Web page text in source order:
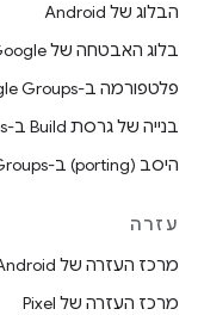
הבלוג של Android
בלוג האבטחה של Google
פלטפורמה ב-Google Groups
בנייה של גרסת Build ב-Google Groups
היסב (porting) ב-Google Groups
עזרה
מרכז העזרה של Android
מרכז העזרה של Pixel